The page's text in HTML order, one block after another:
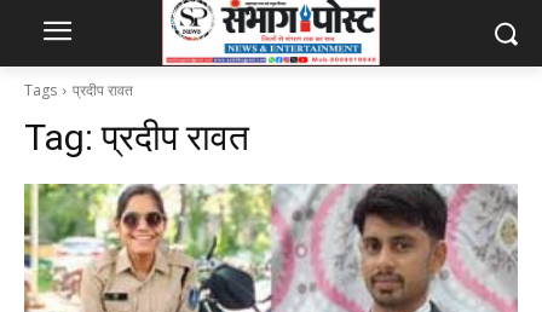
Tags प्रदीप रावत
Tag:प्रदीप रावत